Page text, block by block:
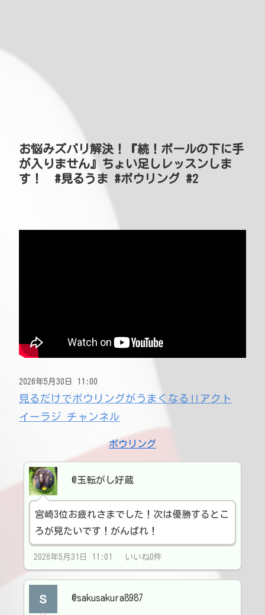
お悩みズバリ解決！『続！ボールの下に手
が入りません』ちょい足しレッスンしま
す！ #見るうま #ボウリング #2
2026年5月30日 11:00
見るだけでボウリングがうまくなる‼アクト
イーラジ チャンネル
ボウリング
@玉転がし好蔵
宮崎3位お疲れさまでした！次は優勝するとこ
ろが見たいです！がんばれ！
2026年5月31日 11:01 いいね0件
@sakusakura8987